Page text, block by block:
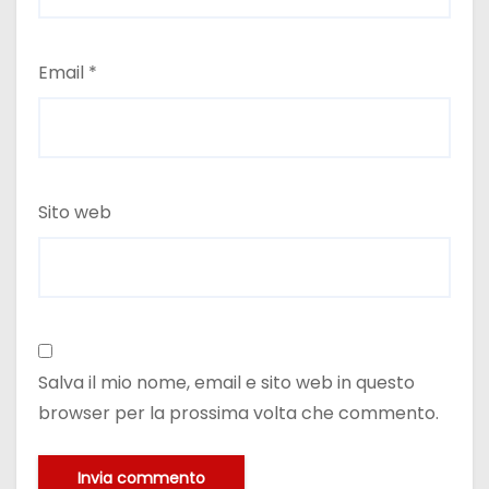
Email *
Sito web
Salva il mio nome, email e sito web in questo
browser per la prossima volta che commento.